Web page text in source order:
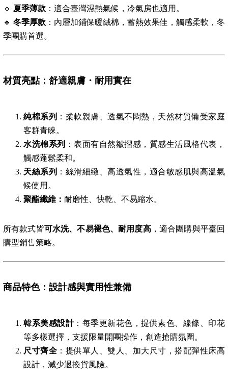
🔹 夏季薄款 ：適合臺灣濕熱氣候，冷氣房也適用。
🔹 冬季厚款 ：內層加鋪保暖絨棉，蓄熱效果佳，觸感柔軟，冬
季團購首選。
材質亮點：舒適親膚・耐用實在
純棉系列 ：柔軟親膚、透氣不悶熱，天然材質備受家庭
客群青睞。
水洗棉系列
：表面有自然皺摺感，質感生活風格代表，
觸感蓬鬆柔和。
天絲系列 ：絲滑細緻、高透氣性，適合敏感肌與高溫氣
候使用。
聚酯纖維： 耐磨性、快乾、不易縮水。
所有款式皆可水洗、不易褪色、耐用度高，適合團購與平臺回
購型銷售策略。
商品特色：設計感與實用性兼備
韓系美感設計：每季更新花色，提供素色、線條、印花
等多樣選擇，支援限量開團操作，創造搶購氛圍。
尺寸齊全 ：提供單人、雙人、加大尺寸，搭配彈性床高
設計，減少退換貨風險。